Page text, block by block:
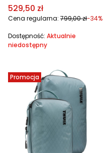
Cena promocyjna
529,50 zł
Cena regularna: 799,00 zł-34%
Dostępność: Aktualnie
niedostępny
Promocja